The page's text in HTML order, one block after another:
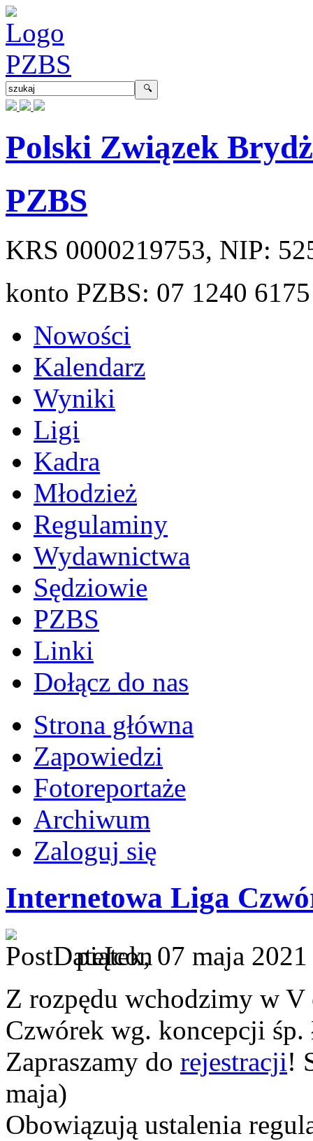
Polski Związek
PZBS
KRS 0000219753, NIP:
konto PZBS: 07 1240
Nowości
Kalendarz
Wyniki
Ligi
Kadra
Młodzież
Regulaminy
Wydawnictwa
Sędziowie
PZBS
Linki
Dołącz do nas
Strona główna
Zapowiedzi
Fotoreportaże
Archiwum
Zaloguj się
Internetowa Liga
piątek, 07 maja
Z rozpędu wchodzimy w
Czwórek wg. koncepcji śp.
Zapraszamy do rejestracji!
maja)
Obowiązują ustalenia